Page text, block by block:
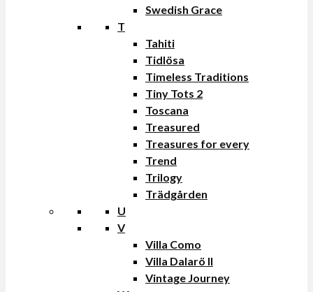
Swedish Grace
T
Tahiti
Tidlösa
Timeless Traditions
Tiny Tots 2
Toscana
Treasured
Treasures for every
Trend
Trilogy
Trädgården
U
V
Villa Como
Villa Dalarö II
Vintage Journey